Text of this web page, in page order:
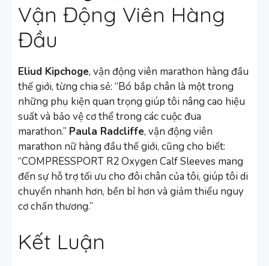
Vận Động Viên Hàng
Đầu
Eliud Kipchoge, vận động viên marathon hàng đầu
thế giới, từng chia sẻ: “Bó bắp chân là một trong
những phụ kiện quan trọng giúp tôi nâng cao hiệu
suất và bảo vệ cơ thể trong các cuộc đua
marathon.” Paula Radcliffe, vận động viên
marathon nữ hàng đầu thế giới, cũng cho biết:
“COMPRESSPORT R2 Oxygen Calf Sleeves mang
đến sự hỗ trợ tối ưu cho đôi chân của tôi, giúp tôi di
chuyển nhanh hơn, bền bỉ hơn và giảm thiểu nguy
cơ chấn thương.”
Kết Luận